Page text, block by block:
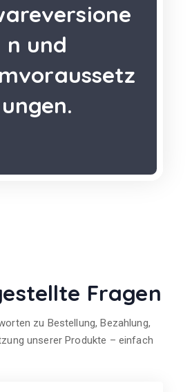
n und
ungen.
Fragen
zu Bestellung, Bezahlung,
unserer Produkte – einfach